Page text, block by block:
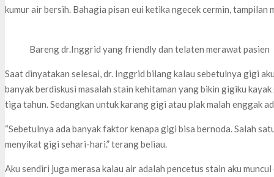
kumur air bersih. Bahagia pisan eui ketika ngecek cermin, tampilan
Bareng dr.Inggrid yang friendly dan telaten merawat pasien
Saat dinyatakan selesai, dr. Inggrid bilang kalau sebetulnya gigi
banyak berdiskusi masalah stain kehitaman yang bikin gigiku
tiga tahun. Sedangkan untuk karang gigi atau plak malah enggak
“Sebetulnya ada banyak faktor kenapa gigi bisa bernoda. Salah
menyikat gigi sehari-hari.” terang beliau.
Aku sendiri juga merasa kalau air adalah pencetus stain aku